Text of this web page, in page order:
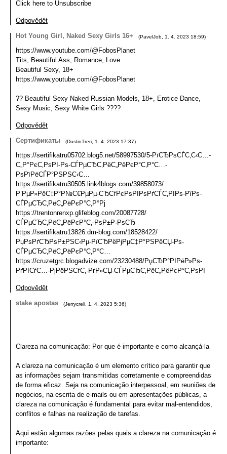
Click here to Unsubscribe
Odpovědět
Hot Young Girl, Naked Sexy Girls 16+
(PavelJob 1. 4. 2023 18:59)
https://www.youtube.com/@FobosPlanet
Tits, Beautiful Ass, Romance, Love
Beautiful Sexy, 18+
https://www.youtube.com/@FobosPlanet
?? Beautiful Sexy Naked Russian Models, 18+, Erotice Dance,
Sexy Music, Sexy White Girls ????
Odpovědět
Сертификаты
(DustinTreri 1. 4. 2023 17:37)
https://sertifikatru05702.blog5.net/58997530/5-РїСЂРѕСЃС‚С‹С…-
С„Р°РєС‚РѕРІ-Рѕ-СЃРµСЂС‚РёС„РёРєР°С‚Р°С…-
РѕРїРёСЃР°РЅРЅС‹С…
https://sertifikatru30505.link4blogs.com/39858073/
Р’РµР»РёС‡Р°Р№С€РµРµ-СЂСѓРєРѕРІРѕРґСЃС‚РІРѕ-РїРѕ-
СЃРµСЂС‚РёС„РёРєР°С‚Р°Рј
https://trentonrenxp.glifeblog.com/20087728/
СЃРµСЂС‚РёС„РёРєР°С‚-РѕР±Р·РѕСЂ
https://sertifikatru13826.dm-blog.com/18528422/
РџРѕРґСЂРѕР±РЅС‹Рµ-РїСЂРёРјРµС‡Р°РЅРёСЏ-Рѕ-
СЃРµСЂС‚РёС„РёРєР°С‚Р°С…
https://cruzetgrc.blogadvize.com/23230488/РџСЂР°РІРёР»Рѕ-
РґРІСѓС…-РјРёРЅСѓС‚-РґР»СЏ-СЃРµСЂС‚РёС„РёРєР°С‚РѕРІ
Odpovědět
stake apostas
(Jerrycreli 1. 4. 2023 5:36)
Clareza na comunicação: Por que é importante e como alcançá-la
A clareza na comunicação é um elemento crítico para garantir que
as informações sejam transmitidas corretamente e compreendidas
de forma eficaz. Seja na comunicação interpessoal, em reuniões de
negócios, na escrita de e-mails ou em apresentações públicas, a
clareza na comunicação é fundamental para evitar mal-entendidos,
conflitos e falhas na realização de tarefas.
Aqui estão algumas razões pelas quais a clareza na comunicação é
importante: